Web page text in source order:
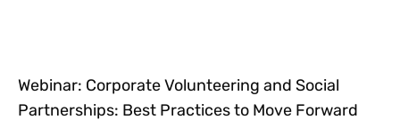
Webinar: Corporate Volunteering and Social
Partnerships: Best Practices to Move Forward